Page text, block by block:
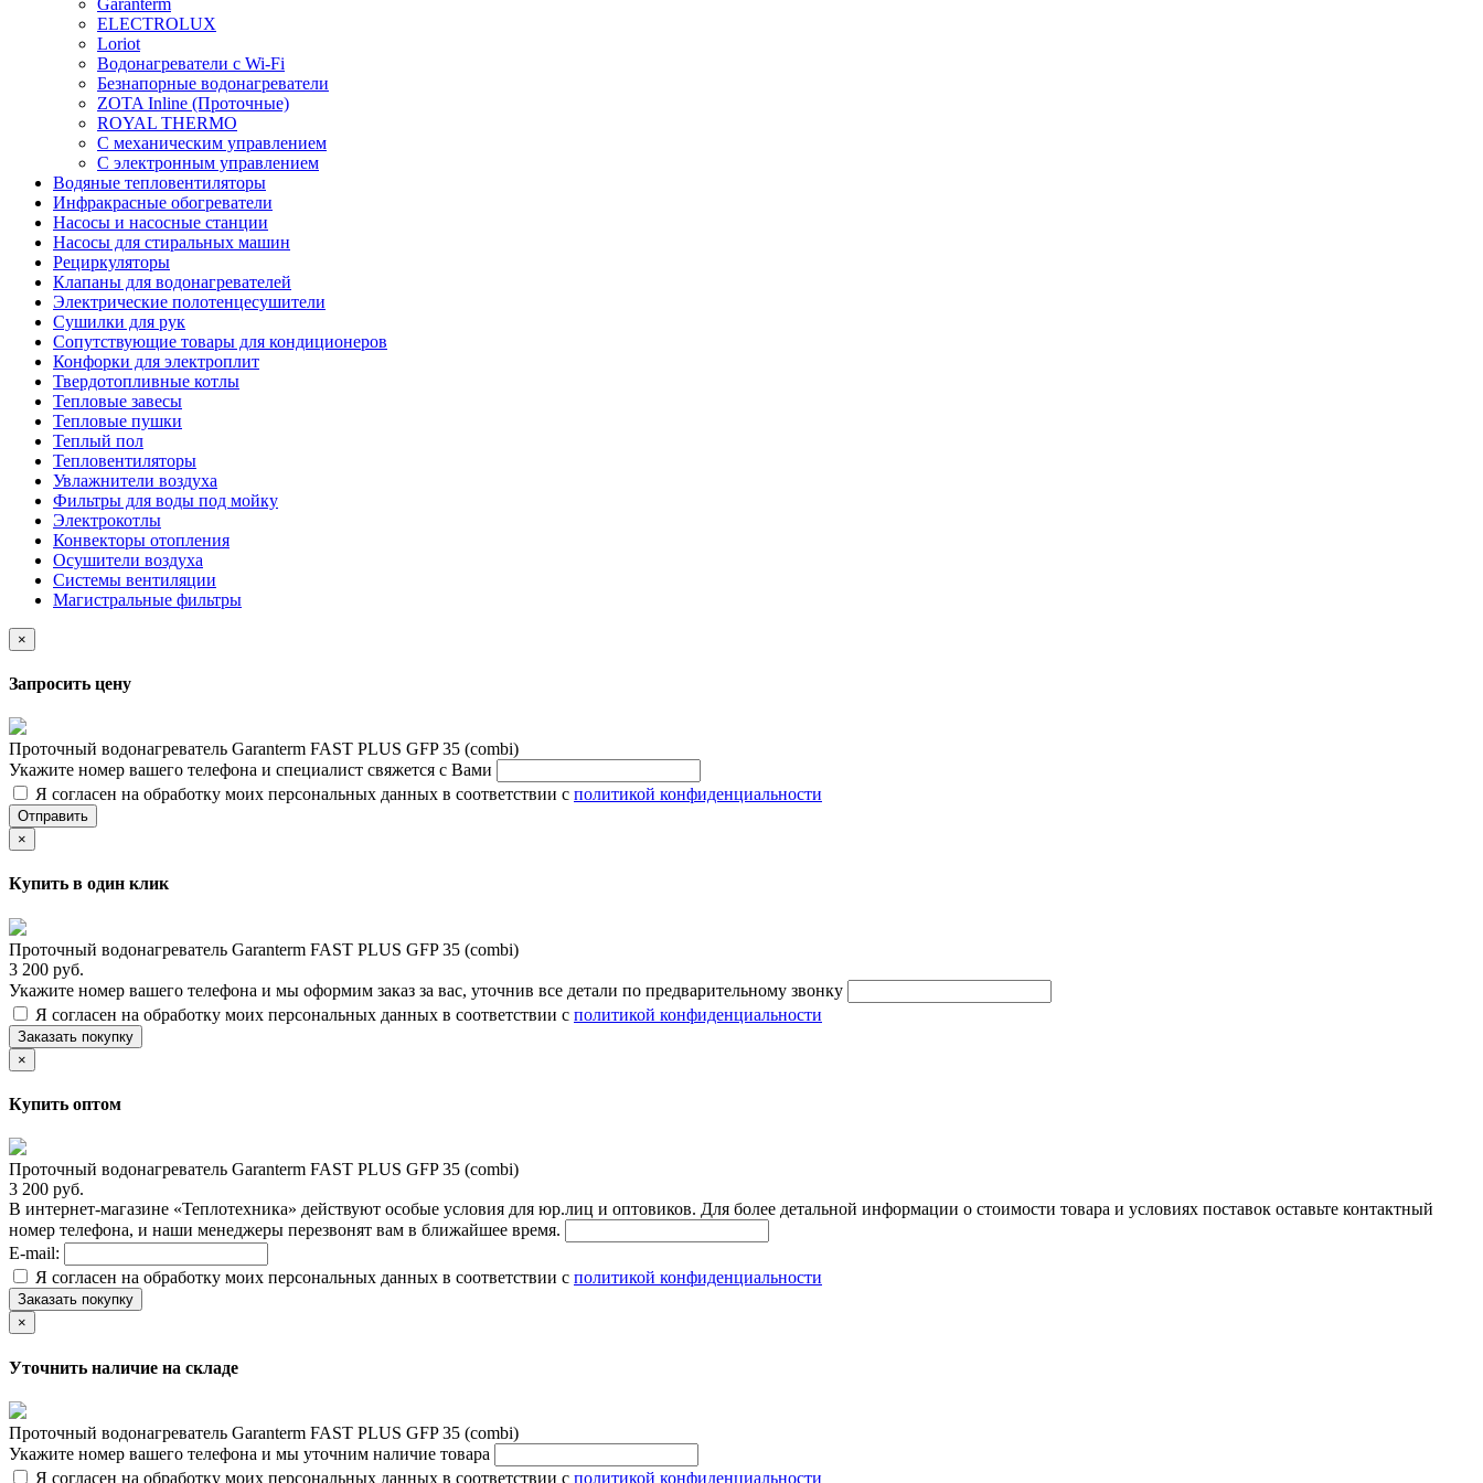
ELECTROLUX
Loriot
Водонагреватели с Wi-Fi
Безнапорные водонагреватели
ZOTA Inline (Проточные)
ROYAL THERMO
С механическим управлением
С электронным управлением
Водяные тепловентиляторы
Инфракрасные обогреватели
Насосы и насосные станции
Насосы для стиральных машин
Рециркуляторы
Клапаны для водонагревателей
Электрические полотенцесушители
Сушилки для рук
Сопутствующие товары для кондиционеров
Конфорки для электроплит
Твердотопливные котлы
Тепловые завесы
Тепловые пушки
Теплый пол
Тепловентиляторы
Увлажнители воздуха
Фильтры для воды под мойку
Электрокотлы
Конвекторы отопления
Осушители воздуха
Системы вентиляции
Магистральные фильтры
×
Запросить цену
Проточный водонагреватель Garanterm FAST PLUS GFP 35 (combi)
Укажите номер вашего телефона и специалист свяжется с Вами
Я согласен на обработку моих персональных данных в соответствии с политикой конфиденциальности
Отправить
×
Купить в один клик
Проточный водонагреватель Garanterm FAST PLUS GFP 35 (combi)
3 200 руб.
Укажите номер вашего телефона и мы оформим заказ за вас, уточнив все детали по предварительному звонку
Я согласен на обработку моих персональных данных в соответствии с политикой конфиденциальности
Заказать покупку
×
Купить оптом
Проточный водонагреватель Garanterm FAST PLUS GFP 35 (combi)
3 200 руб.
В интернет-магазине «Теплотехника» действуют особые условия для юр.лиц и оптовиков. Для более детальной информации о стоимости товара и условиях поставок оставьте контактный
номер телефона, и наши менеджеры перезвонят вам в ближайшее время.
E-mail:
Я согласен на обработку моих персональных данных в соответствии с политикой конфиденциальности
Заказать покупку
×
Уточнить наличие на складе
Проточный водонагреватель Garanterm FAST PLUS GFP 35 (combi)
Укажите номер вашего телефона и мы уточним наличие товара
Я согласен на обработку моих персональных данных в соответствии с политикой конфиденциальности